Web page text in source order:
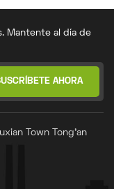
Mantente al día de
Town Tong'an